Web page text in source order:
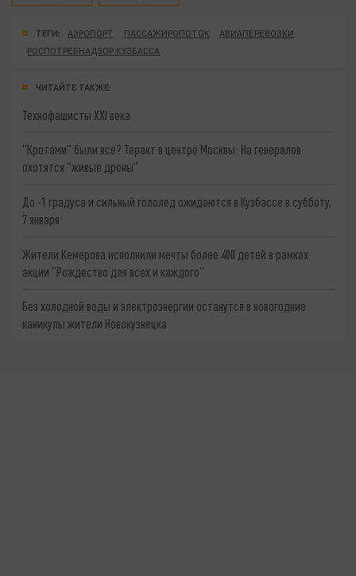
ТЕГИ: АЭРОПОРТ ПАССАЖИРОПОТОК
АВИАПЕРЕВОЗКИ
РОСПОТРЕБНАДЗОР КУЗБАССА
ЧИТАЙТЕ ТАКЖЕ:
Технофашисты XXI века
"Кротами" были все? Теракт в центре Москвы: На генералов
охотятся "живые дроны"
До -1 градуса и сильный гололед ожидаются в Кузбассе в субботу,
7 января
Жители Кемерова исполнили мечты более 400 детей в рамках
акции “Рождество для всех и каждого”
Без холодной воды и электроэнергии останутся в новогодние
каникулы жители Новокузнецка